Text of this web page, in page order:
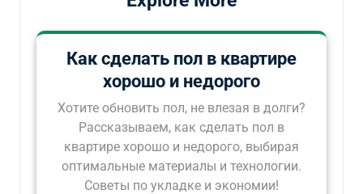
Как сделать пол в квартире
хорошо и недорого
Хотите обновить пол, не влезая в долги?
Рассказываем, как сделать пол в
квартире хорошо и недорого, выбирая
оптимальные материалы и технологии.
Советы по укладке и экономии!